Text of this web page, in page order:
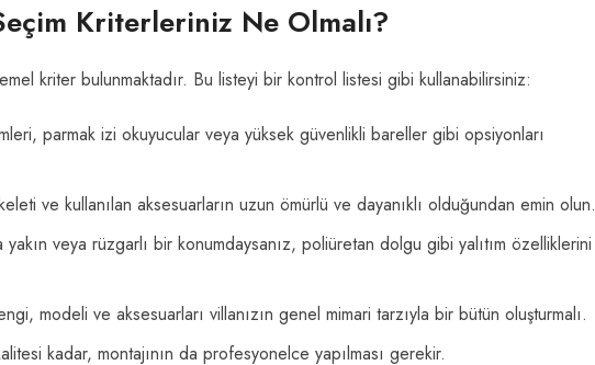
Kriterleriniz Ne Olmalı?
kriter bulunmaktadır. Bu listeyi bir kontrol listesi gibi kullanabilirsiniz:
parmak izi okuyucular veya yüksek güvenlikli bareller gibi opsiyonları
ve kullanılan aksesuarların uzun ömürlü ve dayanıklı olduğundan emin olun.
veya rüzgarlı bir konumdaysanız, poliüretan dolgu gibi yalıtım özelliklerini
modeli ve aksesuarları villanızın genel mimari tarzıyla bir bütün oluşturmalı.
kadar, montajının da profesyonelce yapılması gerekir.